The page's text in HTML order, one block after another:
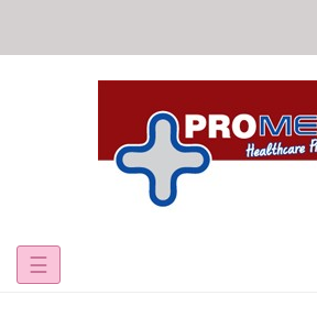
Toggle
☰